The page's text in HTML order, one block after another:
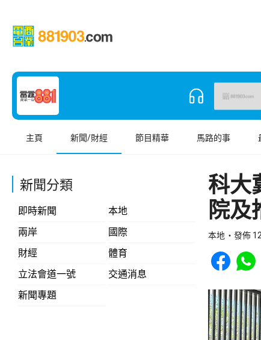
主頁 新聞/財經 節目精華 馬路的事
新聞分類
即時新聞
本地
兩岸
國際
財經
體育
立法會道一號
交通消息
新聞專題
科大
院及
本地 發佈
Share to